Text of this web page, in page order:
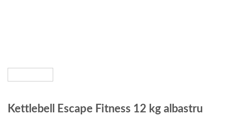
Kettlebell Escape Fitness 12 kg albastru